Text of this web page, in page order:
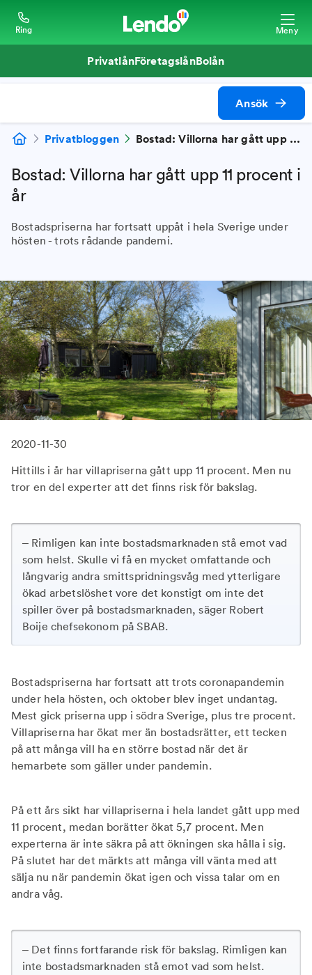
Ring Meny
PrivatlånFöretagslånBolån
Ansök
Privatbloggen Bostad: Villorna har gått upp 11 procent i år
Bostad: Villorna har gått upp 11 procent i
år
Bostadspriserna har fortsatt uppåt i hela Sverige under
hösten - trots rådande pandemi.
2020-11-30
Hittills i år har villapriserna gått upp 11 procent. Men nu
tror en del experter att det finns risk för bakslag.
– Rimligen kan inte bostadsmarknaden stå emot vad
som helst. Skulle vi få en mycket omfattande och
långvarig andra smittspridningsvåg med ytterligare
ökad arbetslöshet vore det konstigt om inte det
spiller över på bostadsmarknaden, säger Robert
Boije chefsekonom på SBAB.
Bostadspriserna har fortsatt att trots coronapandemin
under hela hösten, och oktober blev inget undantag.
Mest gick priserna upp i södra Sverige, plus tre procent.
Villapriserna har ökat mer än bostadsrätter, ett tecken
på att många vill ha en större bostad när det är
hemarbete som gäller under pandemin.
På ett års sikt har villapriserna i hela landet gått upp med
11 procent, medan borätter ökat 5,7 procent. Men
experterna är inte säkra på att ökningen ska hålla i sig.
På slutet har det märkts att många vill vänta med att
sälja nu när pandemin ökat igen och vissa talar om en
andra våg.
– Det finns fortfarande risk för bakslag. Rimligen kan
inte bostadsmarknaden stå emot vad som helst.